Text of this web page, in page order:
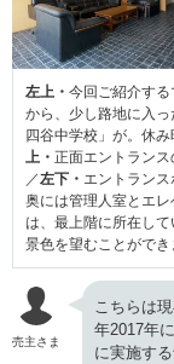
左上・ 今回ご紹介す
から、少し路地に入
四谷中学校」が。休
上・ 正面エントランス
／左下・ エントラン
奥には管理人室とエ
は、最上階に所在し
景色を望むことがで
売主さま
こちらは
年2017年
に実施す